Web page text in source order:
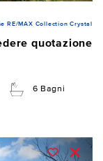
RE/MAX Collection Crystal
quotazione
6 Bagni